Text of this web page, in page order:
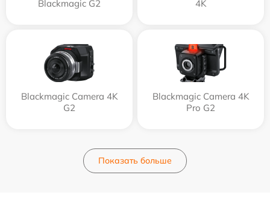
Blackmagic G2
4K
Blackmagic Camera 4K
G2
Blackmagic Camera 4K
Pro G2
Показать больше